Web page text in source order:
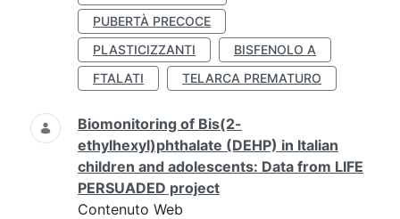
PUBERTÀ PRECOCE
PLASTICIZZANTI
BISFENOLO A
FTALATI
TELARCA PREMATURO
Biomonitoring of Bis(2-
ethylhexyl)phthalate (DEHP) in Italian
children and adolescents: Data from LIFE
PERSUADED project
Contenuto Web